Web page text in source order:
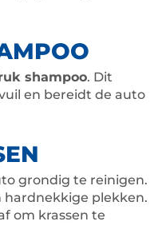
shampoo. Dit
en bereidt de auto
grondig te reinigen.
hardnekkige plekken.
om krassen te